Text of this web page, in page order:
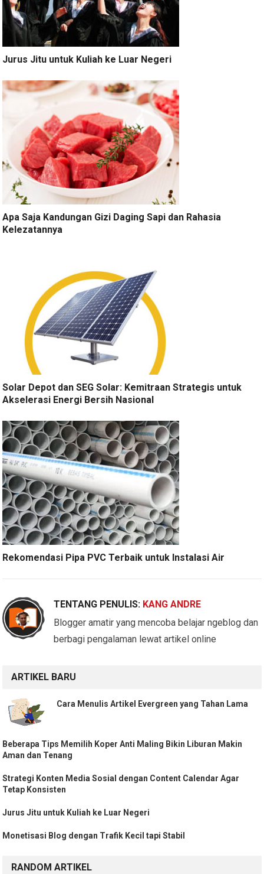
Jurus Jitu untuk Kuliah ke Luar Negeri
Apa Saja Kandungan Gizi Daging Sapi dan Rahasia
Kelezatannya
Solar Depot dan SEG Solar: Kemitraan Strategis untuk
Akselerasi Energi Bersih Nasional
Rekomendasi Pipa PVC Terbaik untuk Instalasi Air
TENTANG PENULIS: KANG ANDRE
Blogger amatir yang mencoba belajar ngeblog dan
berbagi pengalaman lewat artikel online
ARTIKEL BARU
Cara Menulis Artikel Evergreen yang Tahan Lama
Beberapa Tips Memilih Koper Anti Maling Bikin Liburan Makin
Aman dan Tenang
Strategi Konten Media Sosial dengan Content Calendar Agar
Tetap Konsisten
Jurus Jitu untuk Kuliah ke Luar Negeri
Monetisasi Blog dengan Trafik Kecil tapi Stabil
RANDOM ARTIKEL